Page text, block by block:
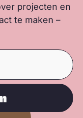
projecten en
te maken –